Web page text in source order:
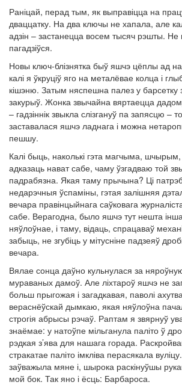
Раніцай, перад тым, як выправіцца на
дваццатку. На два ключы не хапала, але
адзін – застанецца восем тысяч рэшты. Не
пагадзіўся.
Новы ключ-блізнятка быў яшчэ цёплы ад
калі я ўкруціў яго на металёвае колца і
кішэню. Затым няспешна палез у барсетку
закурыў. Жонка звычайна вяртаецца
– гадзіннік звыкла слізгануў па запясцю –
заставалася яшчэ ладнага і можна
пешшу.
Калі быць, наколькі гэта магчыма,
адказаць нават сабе, чаму ўзгадваю той
падрабязна. Якая таму прычына? Ці
недарэчныя ўспаміны, гэтая залішняя
вечара правінцыйнага саўковага
сабе. Верагодна, было яшчэ тут нешта
няўлоўнае, і таму, відаць, спрацаваў
забыць, не згубіць у мітусніне падзеяў
вечара.
Вялае сонца даўно кульнулася за
мураваных дамоў. Але ліхтароў яшчэ не
больш прыгожая і загадкавая, паволі
вераснёўскай дымкаю, якая няўлоўна
строгія абрысы рэчаў. Раптам я звярнуў
знаёмае: у натоўпе мільганула паліто ў
рэдкая з’ява для нашага горада.
стракатае паліто імкліва перасякала
заўважыла мяне і, шырока раскінуўшы
мой бок. Так яно і ёсць: Барбароса.